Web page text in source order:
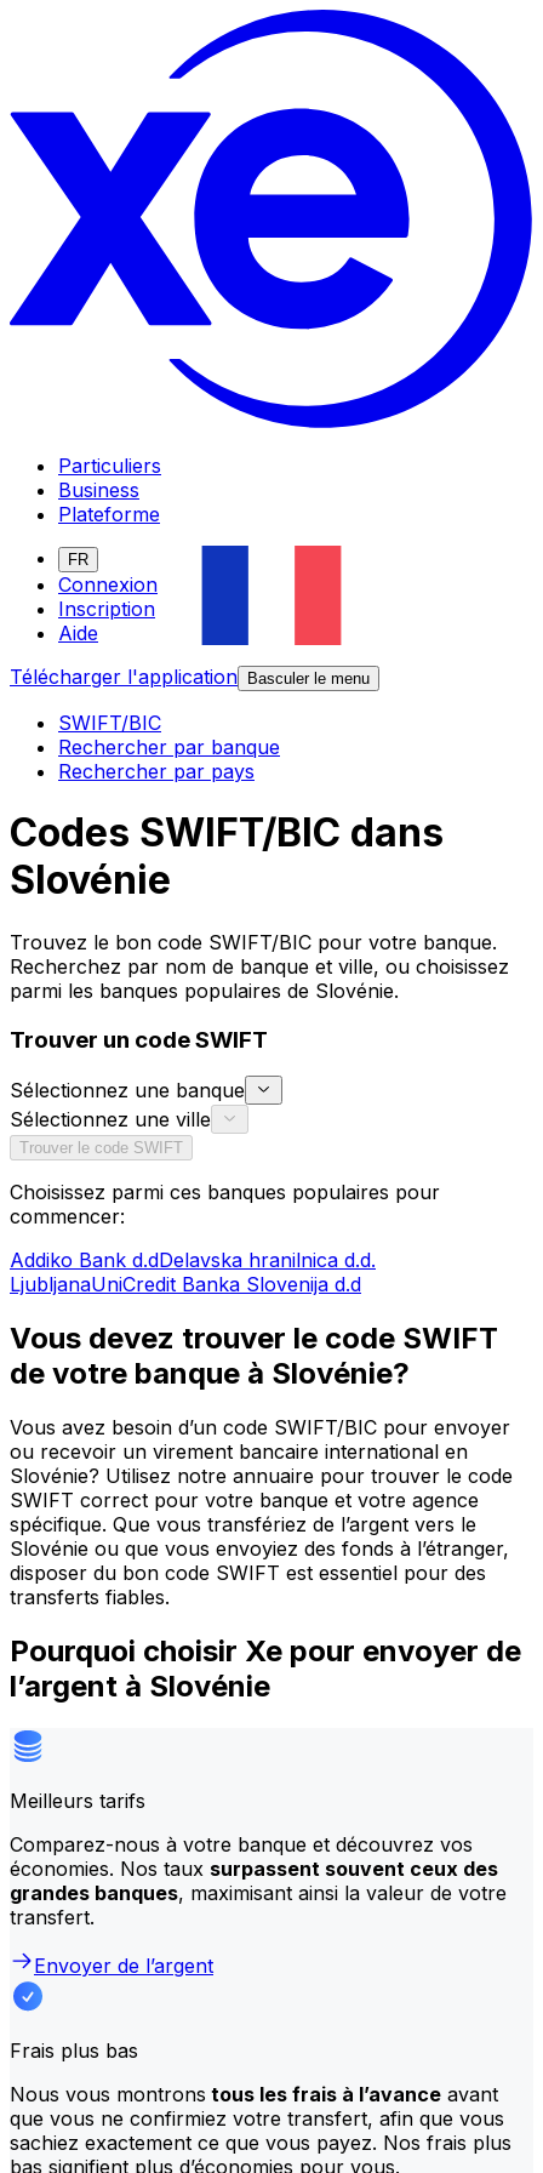
Particuliers
Business
Plateforme
FR
Connexion
Inscription
Aide
Télécharger l'application
Basculer le menu
SWIFT/BIC
Rechercher par banque
Rechercher par pays
Codes SWIFT/BIC dans
Slovénie
Trouvez le bon code SWIFT/BIC pour votre banque.
Recherchez par nom de banque et ville, ou choisissez
parmi les banques populaires de Slovénie.
Trouver un code SWIFT
Sélectionnez une banque
Sélectionnez une ville
Trouver le code SWIFT
Choisissez parmi ces banques populaires pour
commencer:
Addiko Bank d.dDelavska hranilnica d.d.
LjubljanaUniCredit Banka Slovenija d.d
Vous devez trouver le code SWIFT
de votre banque à Slovénie?
Vous avez besoin d’un code SWIFT/BIC pour envoyer
ou recevoir un virement bancaire international en
Slovénie? Utilisez notre annuaire pour trouver le code
SWIFT correct pour votre banque et votre agence
spécifique. Que vous transfériez de l’argent vers le
Slovénie ou que vous envoyiez des fonds à l’étranger,
disposer du bon code SWIFT est essentiel pour des
transferts fiables.
Pourquoi choisir Xe pour envoyer de
l’argent à Slovénie
Meilleurs tarifs
Comparez-nous à votre banque et découvrez vos
économies. Nos taux surpassent souvent ceux des
grandes banques, maximisant ainsi la valeur de votre
transfert.
Envoyer de l’argent
Frais plus bas
Nous vous montrons tous les frais à l’avance avant
que vous ne confirmiez votre transfert, afin que vous
sachiez exactement ce que vous payez. Nos frais plus
bas signifient plus d’économies pour vous.